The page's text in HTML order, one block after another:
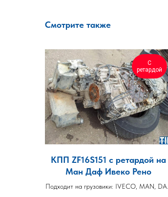
Смотрите также
С
ретардой
КПП ZF16S151 с ретардой на
Ман Даф Ивеко Рено
Подходит на грузовики: IVECO, MAN, DAF,